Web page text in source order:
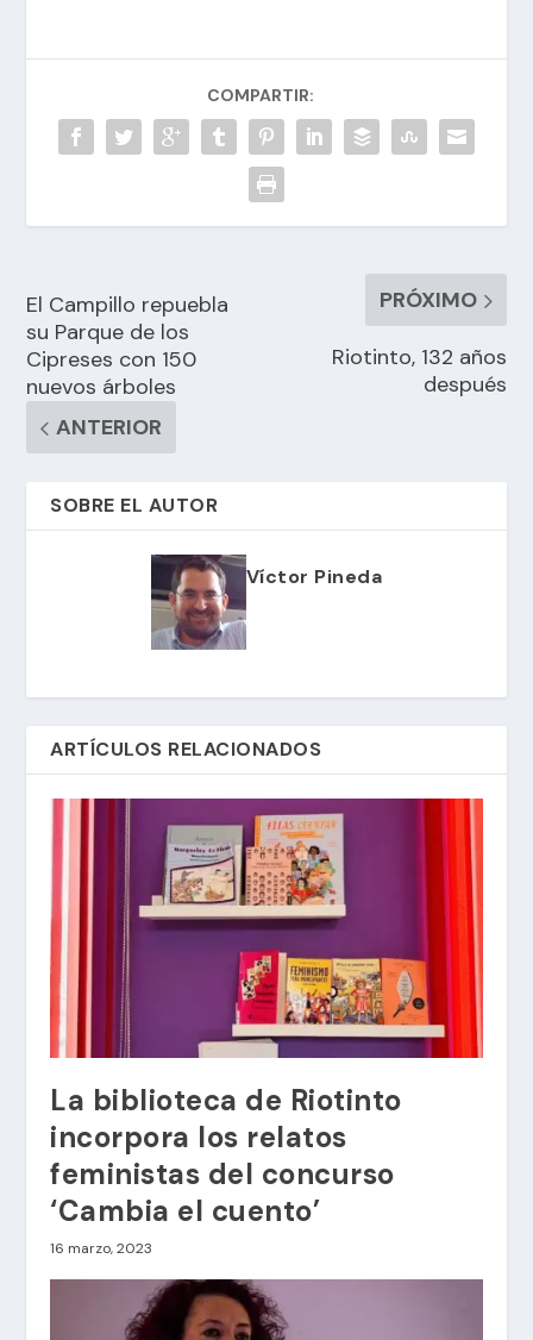
COMPARTIR:
El Campillo repuebla
su Parque de los
Cipreses con 150
nuevos árboles
ANTERIOR
PRÓXIMO
Riotinto, 132 años
después
SOBRE EL AUTOR
Víctor Pineda
ARTÍCULOS RELACIONADOS
La biblioteca de Riotinto
incorpora los relatos
feministas del concurso
‘Cambia el cuento’
16 marzo, 2023